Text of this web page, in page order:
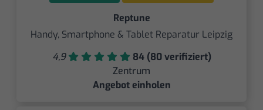
Reptune
Handy, Smartphone & Tablet Reparatur Leipzig
4,9
84 (80 verifiziert)
Zentrum
Angebot einholen